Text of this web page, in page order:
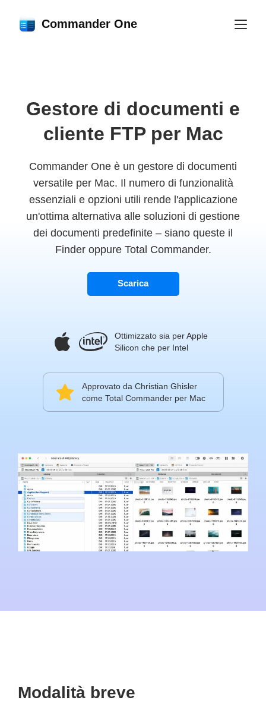
Commander One
Gestore di documenti e
cliente FTP per Mac
Commander One è un gestore di documenti
versatile per Mac. Il numero di funzionalità
essenziali e opzioni utili rende l'applicazione
un'ottima alternativa alle soluzioni di gestione
dei documenti predefinite – siano queste il
Finder oppure Total Commander.
Scarica
Ottimizzato sia per Apple
Silicon che per Intel
Approvato da Christian Ghisler
come Total Commander per Mac
Modalità breve